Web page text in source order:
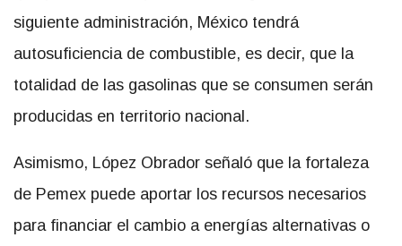
siguiente administración, México tendrá
autosuficiencia de combustible, es decir, que la
totalidad de las gasolinas que se consumen serán
producidas en territorio nacional.
Asimismo, López Obrador señaló que la fortaleza
de Pemex puede aportar los recursos necesarios
para financiar el cambio a energías alternativas o